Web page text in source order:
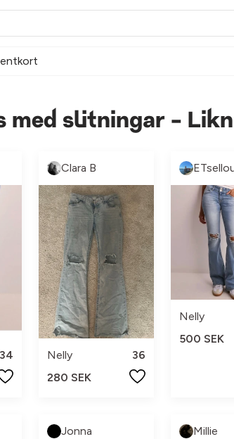
med slitningar -
34
Clara B
Nelly
36
280 SEK
Nelly
500 SEK
Jonna Millie